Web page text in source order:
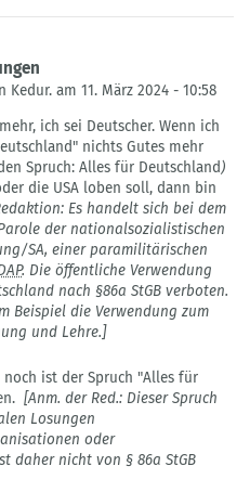
am 11. März 2024 - 10:58
ich sei Deutscher. Wenn ich
nichts Gutes mehr
Spruch: Alles für Deutschland)
die USA loben soll, dann bin
Es handelt sich bei dem
der nationalsozialistischen
SA, einer paramilitärischen
. Die öffentliche Verwendung
nach §86a StGB verboten.
Beispiel die Verwendung zum
und Lehre.]
ist der Spruch "Alles für
[Anm. der Red.: Dieser Spruch
Losungen
oder
daher nicht von § 86a StGB